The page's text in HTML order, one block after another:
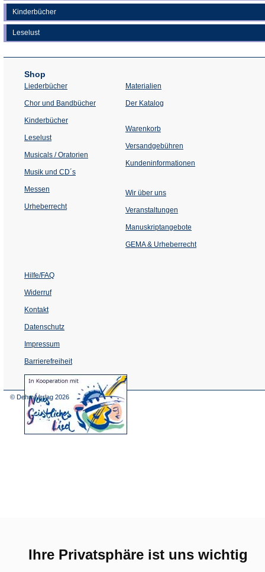
Ihre Privatsphäre ist uns wichtig
Kinderbücher
Leselust
Shop
Liederbücher
Chor und Bandbücher
Kinderbücher
Leselust
Musicals / Oratorien
Musik und CD´s
Messen
Urheberrecht
Materialien
Der Katalog
Warenkorb
Versandgebühren
Kundeninformationen
Wir über uns
Veranstaltungen
einem
Tab)
Manuskriptangebote
GEMA & Urheberrecht
Hilfe/FAQ
Widerruf
Kontakt
Datenschutz
Impressum
Barrierefreiheit
(Öffnet
in
© Dehm Verlag 2026